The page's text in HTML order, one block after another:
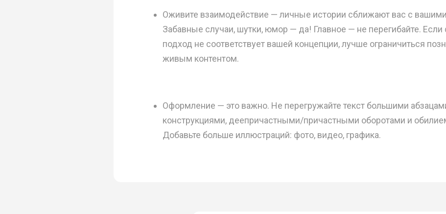
Оживите взаимодействие — личные истории сближают вас с
Забавные случаи, шутки, юмор — да! Главное — не перегибайте. Если
подход не соответствует вашей концепции, лучше ограничиться
живым контентом.
Оформление — это важно. Не перегружайте текст большими
конструкциями, деепричастными/причастными оборотами и
Добавьте больше иллюстраций: фото, видео, графика.